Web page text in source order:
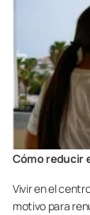
Cómo reducir
Vivir en el
motivo para